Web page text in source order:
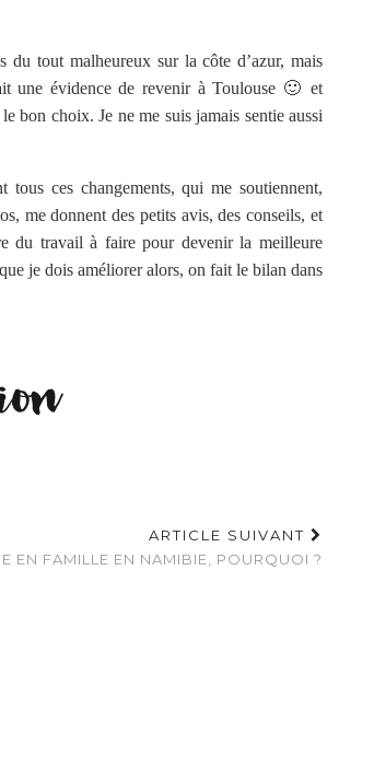
du tout malheureux sur la côte d’azur, mais
une évidence de revenir à Toulouse 🙂 et
bon choix. Je ne me suis jamais sentie aussi
tous ces changements, qui me soutiennent,
me donnent des petits avis, des conseils, et
du travail à faire pour devenir la meilleure
je dois améliorer alors, on fait le bilan dans
ARTICLE SUIVANT
EN FAMILLE EN NAMIBIE, POURQUOI ?